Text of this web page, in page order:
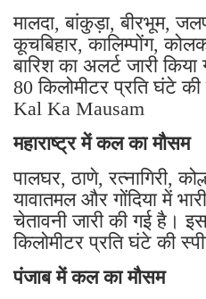
मालदा, बांकुड़ा, बीरभूम,
कूचबिहार, कालिम्पोंग,
बारिश का अलर्ट जारी
80 किलोमीटर प्रति घंटे
Kal Ka Mausam
महाराष्ट्र में कल का मौसम
पालघर, ठाणे, रत्नागिरी,
यावातमल और गोंदिया में
चेतावनी जारी की गई है।
किलोमीटर प्रति घंटे की
पंजाब में कल का मौसम